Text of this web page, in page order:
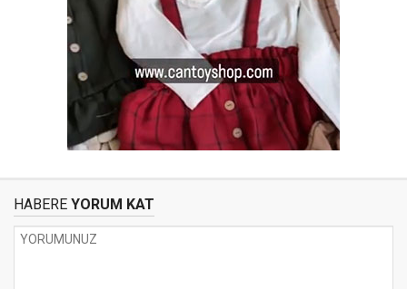
HABERE YORUM KAT